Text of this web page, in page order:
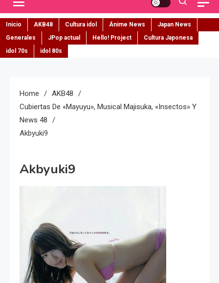
Inicio AKB48 Cultura idol Ánime News
Japan News
Generales
JPop actual Hello! Project
Cultura Japonesa
idol 70s
idol 80s
Home
AKB48
Cubiertas De «Mayuyu», Musical Majisuka, «Insectos» Y
News 48
Akbyuki9
Akbyuki9